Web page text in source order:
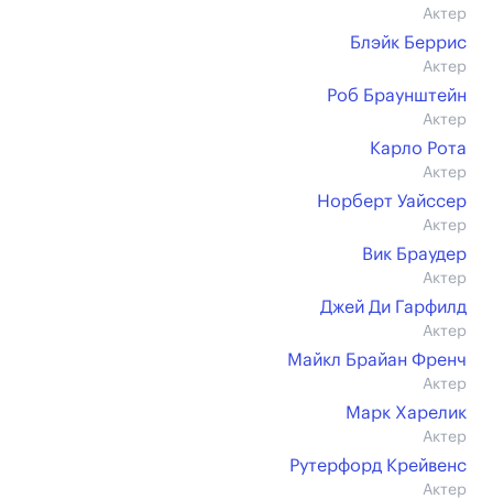
Актер
Блэйк Беррис
Актер
Роб Браунштейн
Актер
Карло Рота
Актер
Норберт Уайссер
Актер
Вик Браудер
Актер
Джей Ди Гарфилд
Актер
Майкл Брайан Френч
Актер
Марк Харелик
Актер
Рутерфорд Крейвенс
Актер